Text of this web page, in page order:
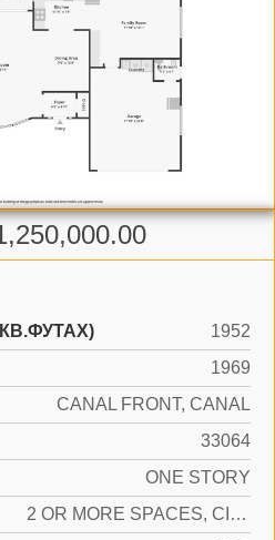
1952
1969
CANAL FRONT, CANAL
33064
ONE STORY
2 OR MORE SPACES, CIRCULAR DRIVEWAY, PARKING GARAGE